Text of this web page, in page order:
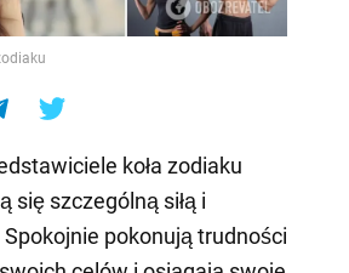
koła zodiaku
się szczególną siłą i
pokonują trudności